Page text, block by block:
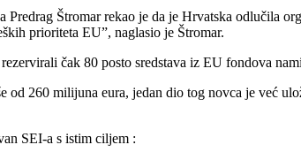
Štromar rekao je da je Hrvatska odlučila
prioriteta EU”, naglasio je Štromar.
čak 80 posto sredstava iz EU fondova
260 milijuna eura, jedan dio tog novca je već
SEI-a s istim ciljem :